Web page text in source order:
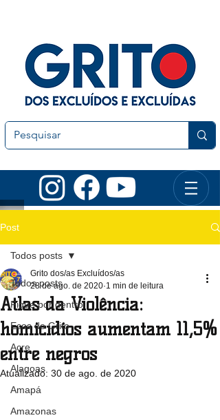
Post
Todos posts
Fique por dentro
Ecos do Grito
Acre
Alagoas
Amapá
Amazonas
Todos posts
Atlas da Violência:
homicídios aumentam 11,5%
entre negros
Grito dos/as Excluídos/as
28 de ago. de 2020 1 min de leitura
Atualizado: 30 de ago. de 2020